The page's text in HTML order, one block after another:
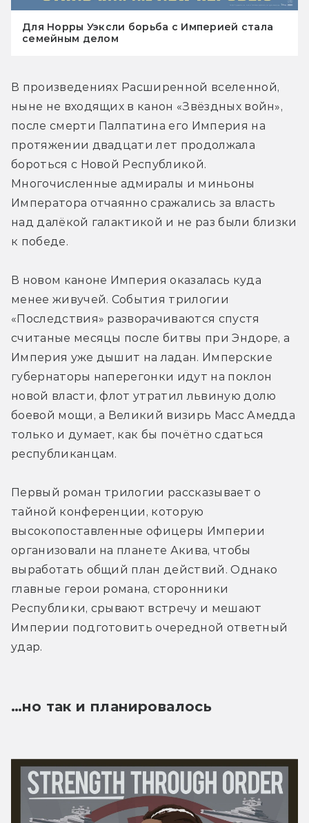
Для Норры Уэксли борьба с Империей стала
семейным делом
В произведениях Расширенной вселенной,
ныне не входящих в канон «Звёздных войн»,
после смерти Палпатина его Империя на
протяжении двадцати лет продолжала
бороться с Новой Республикой.
Многочисленные адмиралы и миньоны
Императора отчаянно сражались за власть
над далёкой галактикой и не раз были близки
к победе.
В новом каноне Империя оказалась куда
менее живучей. События трилогии
«Последствия» разворачиваются спустя
считаные месяцы после битвы при Эндоре, а
Империя уже дышит на ладан. Имперские
губернаторы наперегонки идут на поклон
новой власти, флот утратил львиную долю
боевой мощи, а Великий визирь Масс Амедда
только и думает, как бы почётно сдаться
республиканцам.
Первый роман трилогии рассказывает о
тайной конференции, которую
высокопоставленные офицеры Империи
организовали на планете Акива, чтобы
выработать общий план действий. Однако
главные герои романа, сторонники
Республики, срывают встречу и мешают
Империи подготовить очередной ответный
удар.
…но так и планировалось